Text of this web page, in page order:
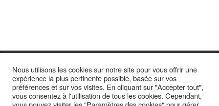
Nous utilisons les cookies sur notre site pour vous offrir une
expérience la plus pertinente possible, basée sur vos
préférences et sur vos visites. En cliquant sur "Accepter tout",
vous consentez à l'utilisation de tous les cookies. Cependant,